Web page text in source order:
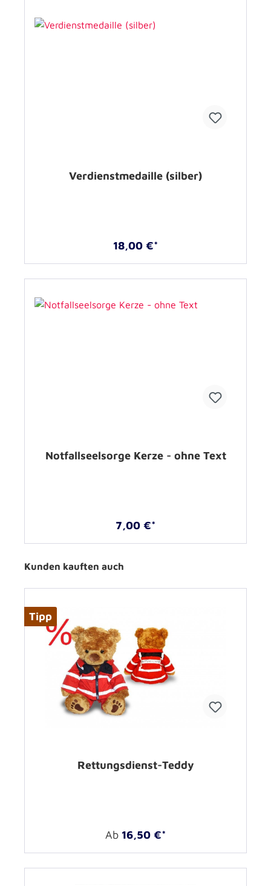
Verdienstmedaille (silber)
18,00 €*
Notfallseelsorge Kerze - ohne Text
7,00 €*
Kunden kauften auch
Tipp
Rettungsdienst-Teddy
Ab 16,50 €*